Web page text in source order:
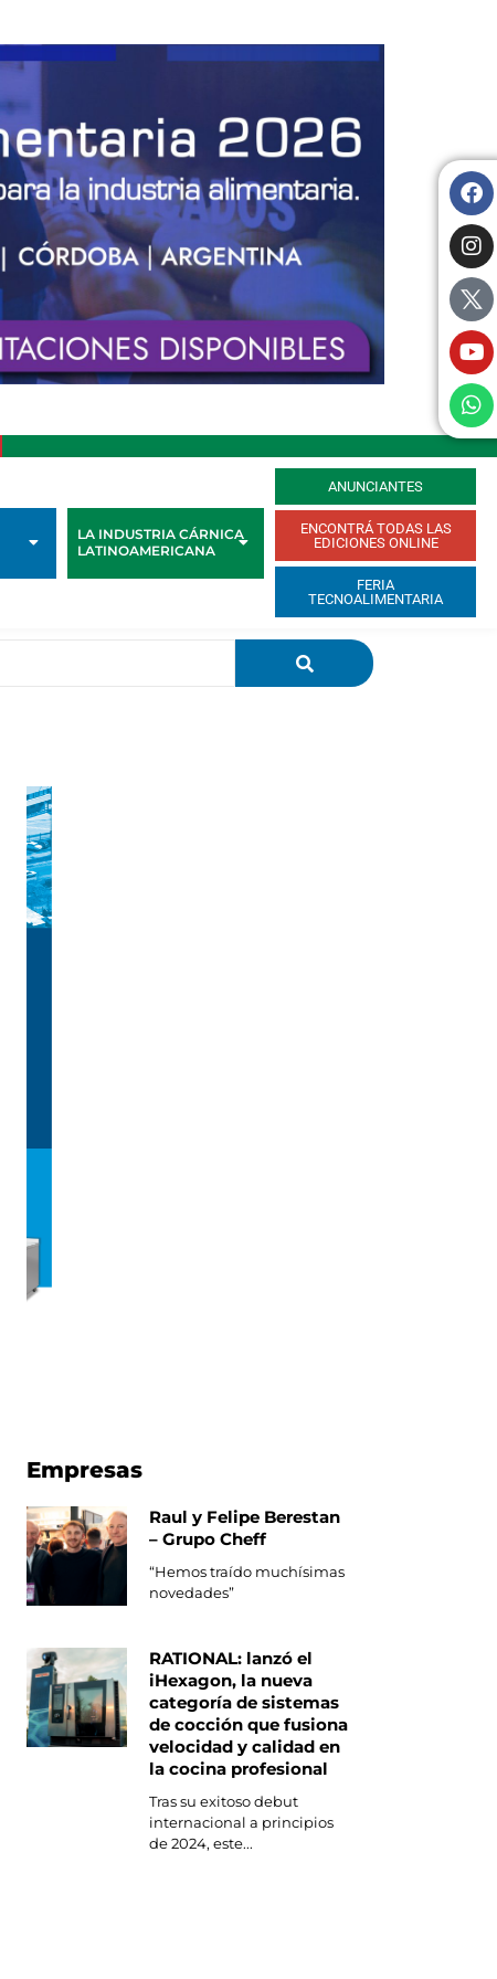
LA INDUSTRIA CÁRNICA
LATINOAMERICANA
ANUNCIANTES
ENCONTRÁ TODAS LAS
EDICIONES ONLINE
FERIA
TECNOALIMENTARIA
Empresas
Raul y Felipe Berestan
– Grupo Cheff
“Hemos traído muchísimas
novedades”
RATIONAL: lanzó el
iHexagon, la nueva
categoría de sistemas
de cocción que fusiona
velocidad y calidad en
la cocina profesional
Tras su exitoso debut
internacional a principios
de 2024, este...